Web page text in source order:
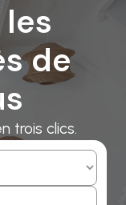
de
trois clics.